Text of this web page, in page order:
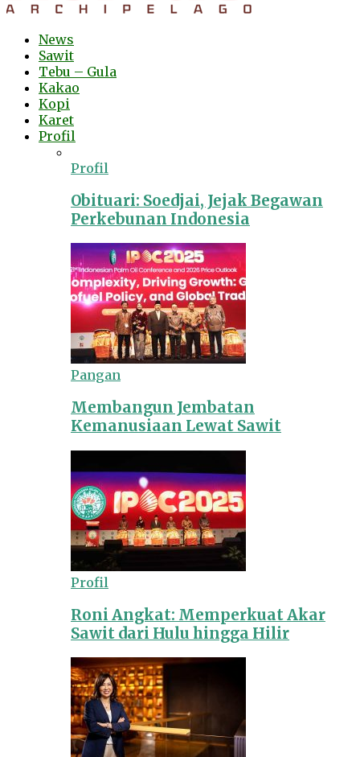
News
Sawit
Tebu – Gula
Kakao
Kopi
Karet
Profil
Profil
Obituari: Soedjai, Jejak Begawan
Perkebunan Indonesia
Pangan
Membangun Jembatan
Kemanusiaan Lewat Sawit
Profil
Roni Angkat: Memperkuat Akar
Sawit dari Hulu hingga Hilir